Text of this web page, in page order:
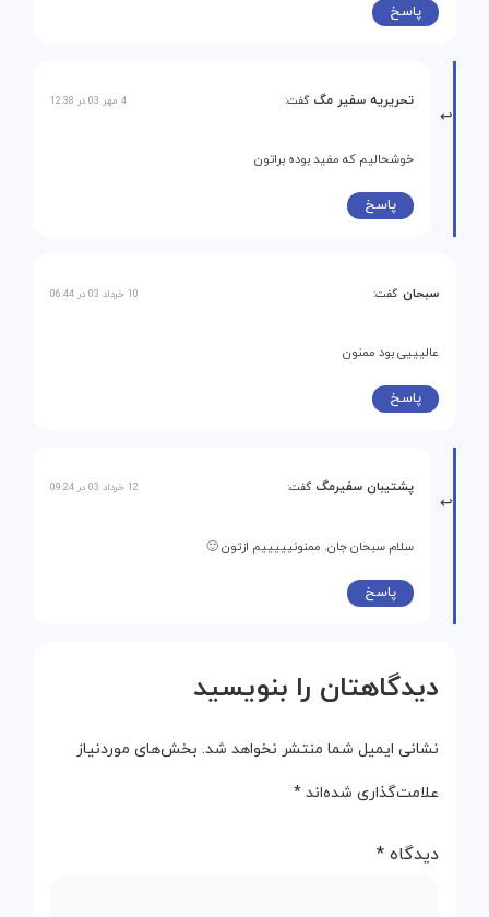
پاسخ
تحریریه سفیر مگ گفت: 4 مهر 03 در 12:38
خوشحالیم که مفید بوده براتون
پاسخ
سبحان گفت: 10 خرداد 03 در 06:44
عالیییی بود ممنون
پاسخ
پشتیبان سفیرمگ گفت: 12 خرداد 03 در 09:24
سلام سبحان جان. ممنونیییییم ازتون 🙂
پاسخ
دیدگاهتان را بنویسید
نشانی ایمیل شما منتشر نخواهد شد. بخش‌های موردنیاز
علامت‌گذاری شده‌اند *
دیدگاه *